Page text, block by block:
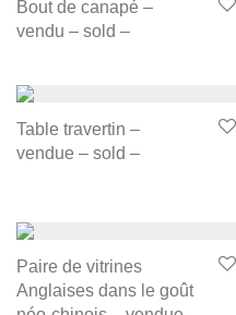
Bout de canapé –
vendu – sold –
Table travertin –
vendue – sold –
Paire de vitrines
Anglaises dans le goût